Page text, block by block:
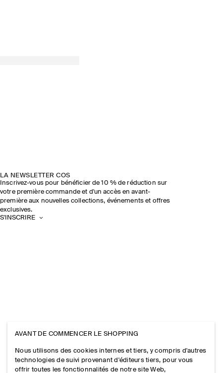
LA NEWSLETTER COS
Inscrivez-vous pour bénéficier de 10 % de réduction sur
votre première commande et d'un accès en avant-
première aux nouvelles collections, événements et offres
exclusives.
S'INSCRIRE
AVANT DE COMMENCER LE SHOPPING
Nous utilisons des cookies internes et tiers, y compris d'autres
technologies de suivi provenant d'éditeurs tiers, pour vous
offrir toutes les fonctionnalités de notre site Web,